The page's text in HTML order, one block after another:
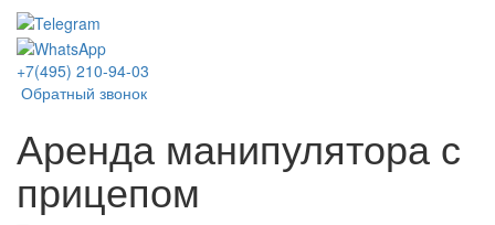
+7(495) 210-94-03
Обратный звонок
Аренда манипулятора с
прицепом